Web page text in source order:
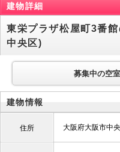
建物詳細
東栄プラザ松屋町3番
中央区)
募集中の空
建物情報
住所 大阪府大阪市中